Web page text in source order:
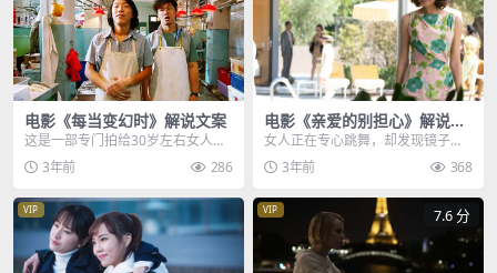
电影《每当变幻时》解说文案
这是一部专门拍给30岁左右女人看
的电影，但是我也建议男人们看
看，知己知彼百战不殆...
3年前 286
电影《亲爱的别担心》解说文
案
女人正在专心跳舞，却发现镜子里
面的不是自己，试着一步步走向
前，这才看清镜中人是邻...
3年前 368
VIP VIP 7.6 分